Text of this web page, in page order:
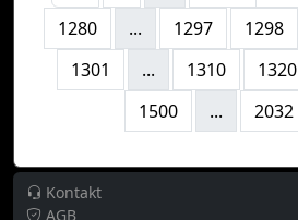
1280
... 1297 1298
1301
... 1310 1320
1500
... 2032
Kontakt
AGB